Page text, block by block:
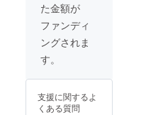
た金額が
ファンディ
ングされま
す。
支援に関するよ
くある質問